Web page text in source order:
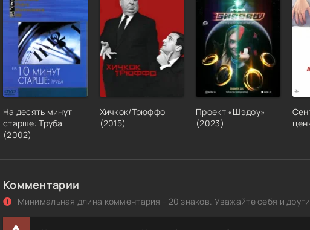
На десять минут
старше: Труба
(2002)
Хичкок/Трюффо
(2015)
Проект «Шэдоу»
(2023)
Комментарии
Минимальная длина комментария - 20 знаков. Уважайте себя и